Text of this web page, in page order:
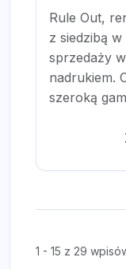
Rule Out,
z siedzibą
sprzedaży
nadrukiem.
szeroką
1 - 15 z 29